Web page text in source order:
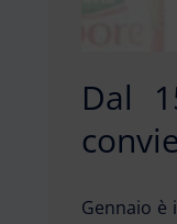
Dal
Gennaio è